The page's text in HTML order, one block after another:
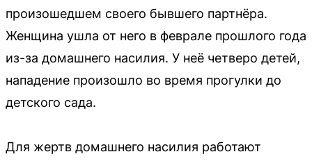
произошедшем своего бывшего партнёра.
Женщина ушла от него в феврале прошлого года
из-за домашнего насилия. У неё четверо детей,
нападение произошло во время прогулки до
детского сада.
Для жертв домашнего насилия работают